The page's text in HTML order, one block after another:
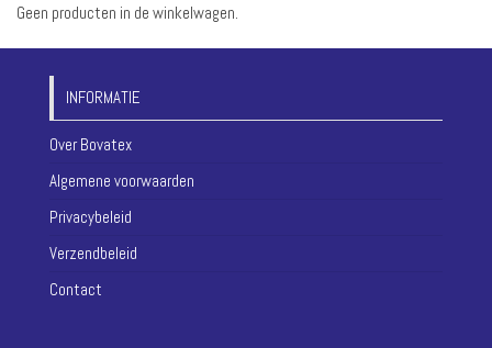
Geen producten in de winkelwagen.
INFORMATIE
Over Bovatex
Algemene voorwaarden
Privacybeleid
Verzendbeleid
Contact